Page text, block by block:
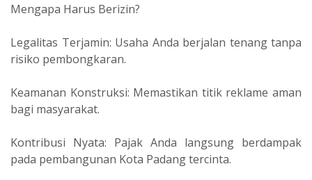
Mengapa Harus Berizin?
Legalitas Terjamin: Usaha Anda berjalan tenang tanpa
risiko pembongkaran.
Keamanan Konstruksi: Memastikan titik reklame aman
bagi masyarakat.
Kontribusi Nyata: Pajak Anda langsung berdampak
pada pembangunan Kota Padang tercinta.